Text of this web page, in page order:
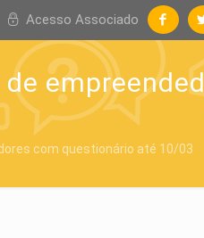
Acesso Associado
com questionário até 10/03